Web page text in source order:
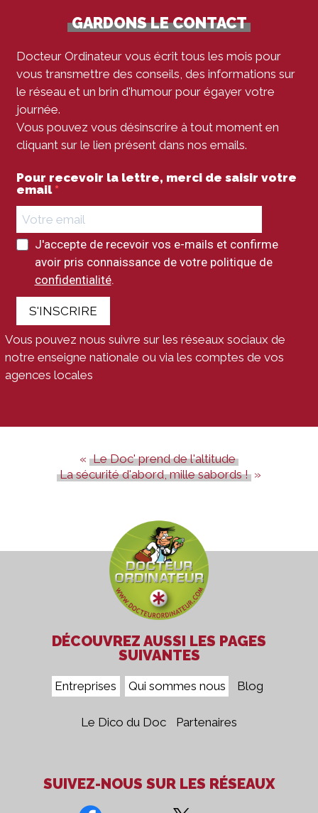
GARDONS LE CONTACT
Docteur Ordinateur vous écrit tous les mois pour
vous transmettre des conseils, des informations sur
le réseau et un brin d'humour pour égayer votre
journée.
Vous pouvez vous désinscrire à tout moment en
cliquant sur le lien présent dans nos emails.
Pour recevoir la lettre, merci de saisir votre
email
J'accepte de recevoir vos e-mails et confirme
avoir pris connaissance de votre politique de
confidentialité.
S'INSCRIRE
Vous pouvez nous suivre sur les réseaux sociaux de
notre enseigne nationale ou via les comptes de vos
agences locales
Le Doc' prend de l'altitude
La sécurité d'abord, mille sabords !
DÉCOUVREZ AUSSI LES PAGES
SUIVANTES
Entreprises Qui sommes nous Blog
Le Dico du Doc Partenaires
SUIVEZ-NOUS SUR LES RÉSEAUX